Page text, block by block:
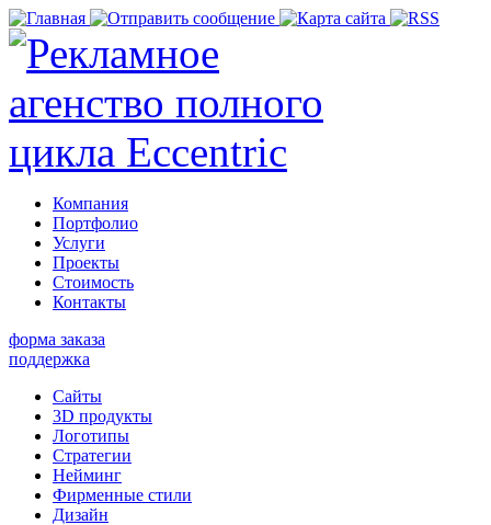
Компания
Портфолио
Услуги
Проекты
Стоимость
Контакты
форма заказа
поддержка
Сайты
3D продукты
Логотипы
Стратегии
Нейминг
Фирменные стили
Дизайн